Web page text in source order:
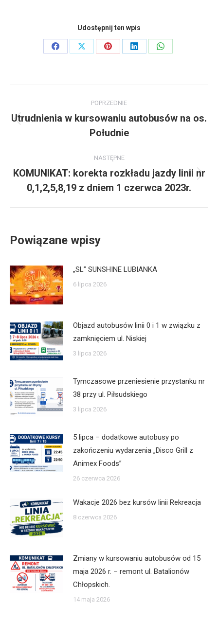
Udostępnij ten wpis
Share
Share
Share
Share
Share
wpisów
POPRZEDNIE
Poprzedni
wpis:
Utrudnienia w kursowaniu autobusów na os.
Południe
NASTĘPNE
Następny
wpis:
KOMUNIKAT: korekta rozkładu jazdy linii nr
0,1,2,5,8,19 z dniem 1 czerwca 2023r.
Powiązane wpisy
„SL” SUNSHINE LUBIANKA
6 lipca 2026
Objazd autobusów linii 0 i 1 w związku z
zamknięciem ul. Niskiej
3 lipca 2026
Tymczasowe przeniesienie przystanku nr
38 przy ul. Piłsudskiego
3 lipca 2026
5 lipca – dodatkowe autobusy po
zakończeniu wydarzenia „Disco Grill z
Animex Foods”
26 czerwca 2026
Wakacje 2026 bez kursów linii Rekreacja
8 czerwca 2026
Zmiany w kursowaniu autobusów od 15
maja 2026 r. – remont ul. Batalionów
Chłopskich.
14 maja 2026